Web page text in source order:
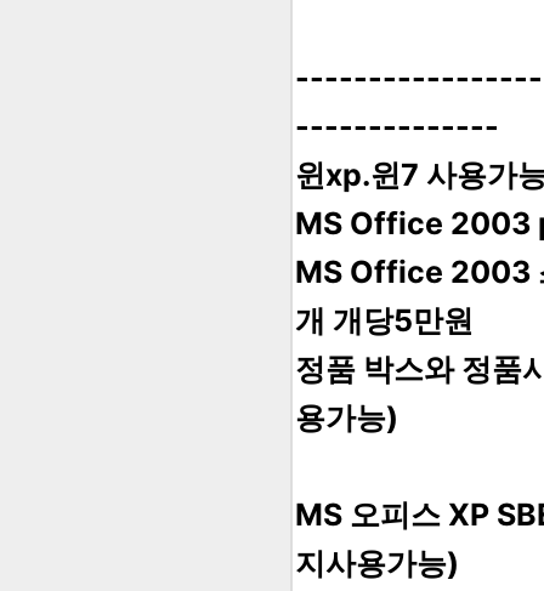
--------------
윈xp.윈7 사용가
MS Office 2003
MS Office 2003
개 개당5만원
정품 박스와 정품
용가능)
MS 오피스 XP
지사용가능)